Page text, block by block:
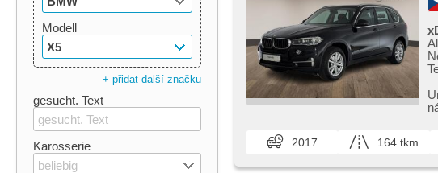
Modell
X5
+ přidat další značku
gesucht. Text
Karosserie
beliebig
2017 164 tkm